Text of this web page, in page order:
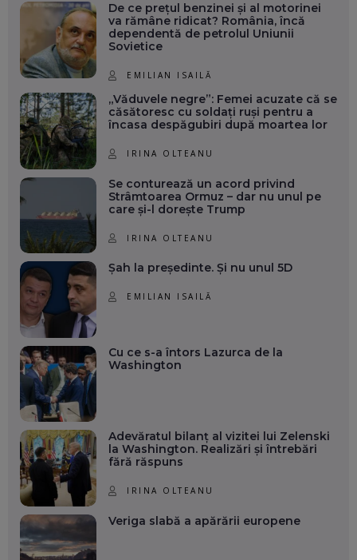
De ce prețul benzinei și al motorinei
va rămâne ridicat? România, încă
dependentă de petrolul Uniunii
Sovietice
EMILIAN ISAILĂ
„Văduvele negre”: Femei acuzate că se
căsătoresc cu soldați ruși pentru a
încasa despăgubiri după moartea lor
IRINA OLTEANU
Se conturează un acord privind
Strâmtoarea Ormuz – dar nu unul pe
care și-l dorește Trump
IRINA OLTEANU
Șah la președinte. Și nu unul 5D
EMILIAN ISAILĂ
Cu ce s-a întors Lazurca de la
Washington
Adevăratul bilanț al vizitei lui Zelenski
la Washington. Realizări și întrebări
fără răspuns
IRINA OLTEANU
Veriga slabă a apărării europene